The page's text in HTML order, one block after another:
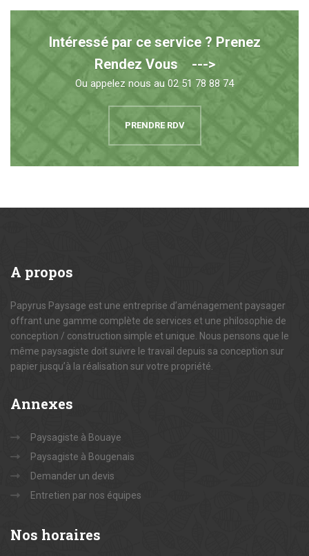
Intéressé par ce service ? Prenez
Rendez Vous --->
Ou appelez nous au 02 51 78 88 74
PRENDRE RDV
A propos
Papyrus Paysage est une entreprise d’aménagement paysager
offrant une gamme complète de services et une philosophie de
conception / construction simple et unique. Nous pensons que le
même paysagiste doit suivre le travail depuis sa conception sur
papier jusqu’à la réalisation sur votre propriété.
Annexes
Paysagiste à Bouaye
Paysagiste à Bougenais
Demander un devis
Entretien par nos équipes
Nos horaires